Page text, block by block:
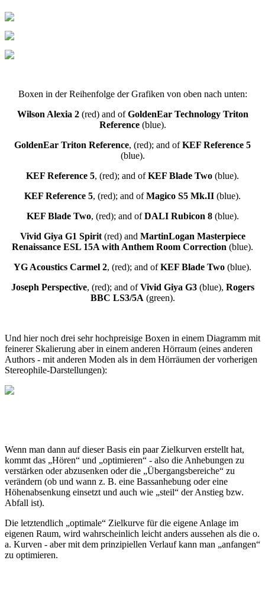
Boxen in der Reihenfolge der Grafiken von oben nach unten:
Wilson Alexia 2(red) and ofGoldenEar Technology Triton
Reference(blue).
GoldenEar Triton Reference, (red); and ofKEF Reference 5
(blue).
KEF Reference 5, (red); and ofKEF Blade Two (blue).
KEF Reference 5, (red); and ofMagico S5 Mk.II (blue).
KEF Blade Two, (red); and ofDALI Rubicon 8 (blue).
Vivid Giya G1 Spirit(red) and MartinLogan Masterpiece
Renaissance ESL 15A with Anthem Room Correction (blue).
YG Acoustics Carmel 2, (red); and ofKEF Blade Two (blue).
Joseph Perspective, (red); and ofVivid Giya G3(blue), Rogers
BBC LS3/5A (green).
Und hier noch drei sehr hochpreisige Boxen in einem Diagramm mit
feinerer Skalierung aber in einem anderen Hörraum (eines anderen
Authors - mit anderen Moden als in dem Hörräumen der vorherigen
Stereophile-Darstellungen):
Wenn man dann auf dieser Basis ein paar Zielkurven erstellt hat,
kommt das „Hören“ und „optimieren“ - also die Anhebungen zu
verstärken oder abzusenken oder die „Übergangsbereiche“ zu
verändern (ob und wann z. B. eine Bassanhebung oder eine
Höhenabsenkung einsetzt und auch wie „steil“ der Anstieg bzw.
Abfall ist).
Die letztendlich „optimale“ Zielkurve für die eigene Anlage im
eigenen Raum, wird wahrscheinlich leicht anders aussehen als die o.
a. Kurven - aber mit dem prinzipiellen Verlauf kann man „anfangen“
zu optimieren.